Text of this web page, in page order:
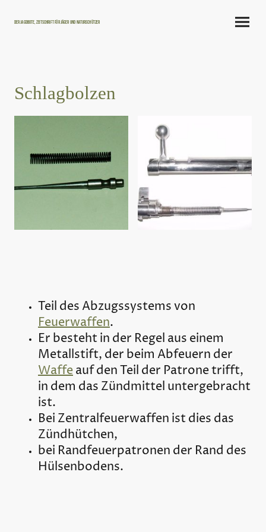
Der Jagdbote, Zeitschrift für Jäger und Naturschützer
Schlagbolzen
Teil des Abzugssystems von
Feuerwaffen.
Er besteht in der Regel aus einem
Metallstift, der beim Abfeuern der
Waffeauf den Teil der Patrone trifft,
in dem das Zündmittel untergebracht
ist.
Bei Zentralfeuerwaffen ist dies das
Zündhütchen,
bei Randfeuerpatronen der Rand des
Hülsenbodens.